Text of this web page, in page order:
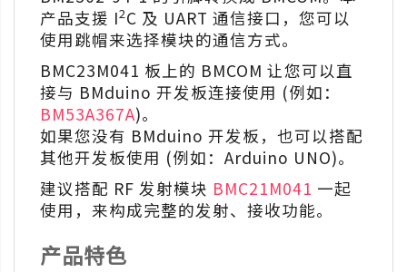
产品支援 I2C 及 UART 通信接口，您可以
使用跳帽来选择模块的通信方式。
BMC23M041 板上的 BMCOM 让您可以直
接与 BMduino 开发板连接使用 (例如：
BM53A367A)。
如果您没有 BMduino 开发板，也可以搭配
其他开发板使用 (例如：Arduino UNO)。
建议搭配 RF 发射模块 BMC21M041 一起
使用，来构成完整的发射、接收功能。
产品特色